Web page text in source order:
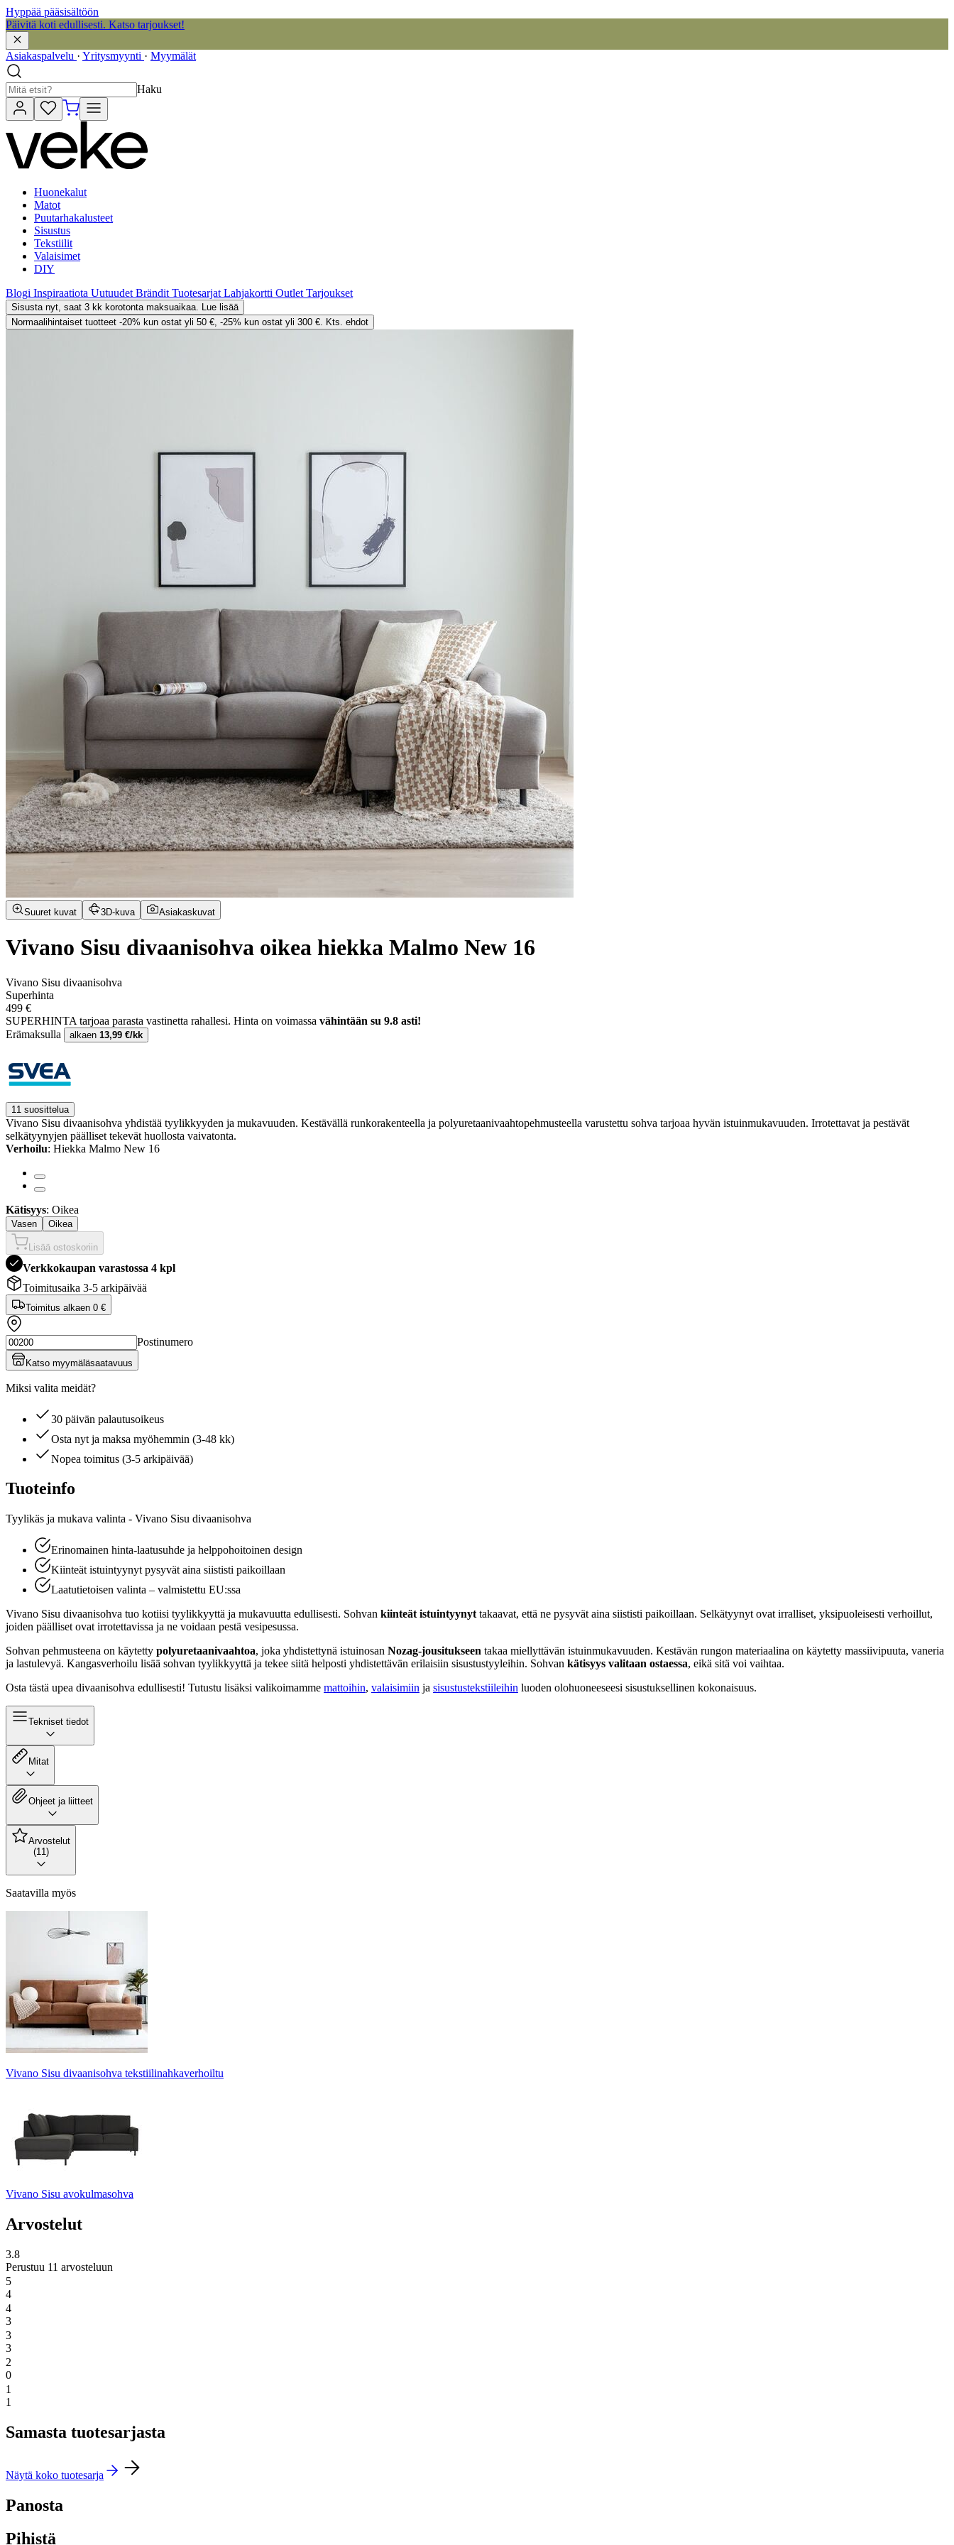
Hyppää pääsisältöön
Päivitä koti edullisesti. Katso tarjoukset!
Asiakaspalvelu · Yritysmyynti · Myymälät
Haku
Huonekalut
Matot
Puutarhakalusteet
Sisustus
Tekstiilit
Valaisimet
DIY
Blogi Inspiraatiota Uutuudet Brändit Tuotesarjat Lahjakortti Outlet Tarjoukset
Sisusta nyt, saat 3 kk korotonta maksuaikaa. Lue lisää
Normaalihintaiset tuotteet -20% kun ostat yli 50 €, -25% kun ostat yli 300 €. Kts. ehdot
Suuret kuvat 3D-kuva Asiakaskuvat
Vivano Sisu divaanisohva oikea hiekka Malmo New 16
Vivano Sisu divaanisohva
Superhinta
499 €
SUPERHINTA tarjoaa parasta vastinetta rahallesi. Hinta on voimassa vähintään su 9.8 asti!
Erämaksulla
alkaen 13,99 €/kk
11 suosittelua
Vivano Sisu divaanisohva yhdistää tyylikkyyden ja mukavuuden. Kestävällä runkorakenteella ja polyuretaanivaahtopehmusteella varustettu sohva tarjoaa hyvän istuinmukavuuden. Irrotettavat ja pestävät
selkätyynyjen päälliset tekevät huollosta vaivatonta.
Verhoilu: Hiekka Malmo New 16
Kätisyys: Oikea
Vasen Oikea
Lisää ostoskoriin
Verkkokaupan varastossa 4 kpl
Toimitusaika 3-5 arkipäivää
Toimitus alkaen 0 €
Postinumero
Katso myymäläsaatavuus
Miksi valita meidät?
30 päivän palautusoikeus
Osta nyt ja maksa myöhemmin (3-48 kk)
Nopea toimitus (3-5 arkipäivää)
Tuoteinfo
Tyylikäs ja mukava valinta - Vivano Sisu divaanisohva
Erinomainen hinta-laatusuhde ja helppohoitoinen design
Kiinteät istuintyynyt pysyvät aina siististi paikoillaan
Laatutietoisen valinta – valmistettu EU:ssa
Vivano Sisu divaanisohva tuo kotiisi tyylikkyyttä ja mukavuutta edullisesti. Sohvan kiinteät istuintyynyt takaavat, että ne pysyvät aina siististi paikoillaan. Selkätyynyt ovat irralliset, yksipuoleisesti verhoillut,
joiden päälliset ovat irrotettavissa ja ne voidaan pestä vesipesussa.
Sohvan pehmusteena on käytetty polyuretaanivaahtoa, joka yhdistettynä istuinosan Nozag-jousitukseen takaa miellyttävän istuinmukavuuden. Kestävän rungon materiaalina on käytetty massiivipuuta, vaneria
ja lastulevyä. Kangasverhoilu lisää sohvan tyylikkyyttä ja tekee siitä helposti yhdistettävän erilaisiin sisustustyyleihin. Sohvan kätisyys valitaan ostaessa, eikä sitä voi vaihtaa.
Osta tästä upea divaanisohva edullisesti! Tutustu lisäksi valikoimamme mattoihin, valaisimiin ja sisustustekstiileihin luoden olohuoneeseesi sisustuksellinen kokonaisuus.
Tekniset tiedot
Mitat
Ohjeet ja liitteet
Arvostelut
(11)
Saatavilla myös
Vivano Sisu divaanisohva tekstiilinahkaverhoiltu
Vivano Sisu avokulmasohva
Arvostelut
3.8
Perustuu 11 arvosteluun
5
4
4
3
3
3
2
0
1
1
Samasta tuotesarjasta
Näytä koko tuotesarja
Panosta
Pihistä